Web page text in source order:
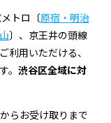
トロ〔原宿・明治
〕、京王井の頭線
利用いただける、
。 渋谷区全域に対
らお受け取りまで